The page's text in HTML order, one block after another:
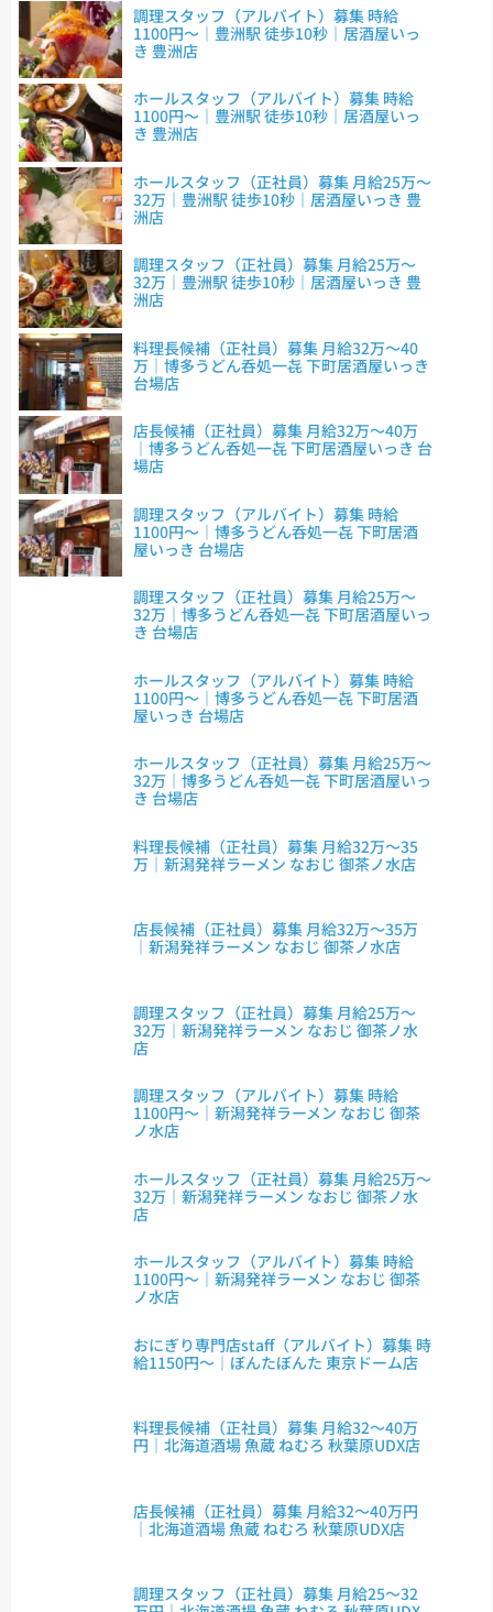
調理スタッフ（アルバイト）募集 時給
1100円～｜豊洲駅 徒歩10秒｜居酒屋いっ
き 豊洲店
ホールスタッフ（アルバイト）募集 時給
1100円～｜豊洲駅 徒歩10秒｜居酒屋いっ
き 豊洲店
ホールスタッフ（正社員）募集 月給25万～
32万｜豊洲駅 徒歩10秒｜居酒屋いっき 豊
洲店
調理スタッフ（正社員）募集 月給25万～
32万｜豊洲駅 徒歩10秒｜居酒屋いっき 豊
洲店
料理長候補（正社員）募集 月給32万～40
万｜博多うどん呑処一㐂 下町居酒屋いっき
台場店
店長候補（正社員）募集 月給32万～40万
｜博多うどん呑処一㐂 下町居酒屋いっき 台
場店
調理スタッフ（アルバイト）募集 時給
1100円～｜博多うどん呑処一㐂 下町居酒
屋いっき 台場店
調理スタッフ（正社員）募集 月給25万～
32万｜博多うどん呑処一㐂 下町居酒屋いっ
き 台場店
ホールスタッフ（アルバイト）募集 時給
1100円～｜博多うどん呑処一㐂 下町居酒
屋いっき 台場店
ホールスタッフ（正社員）募集 月給25万～
32万｜博多うどん呑処一㐂 下町居酒屋いっ
き 台場店
料理長候補（正社員）募集 月給32万～35
万｜新潟発祥ラーメン なおじ 御茶ノ水店
店長候補（正社員）募集 月給32万～35万
｜新潟発祥ラーメン なおじ 御茶ノ水店
調理スタッフ（正社員）募集 月給25万～
32万｜新潟発祥ラーメン なおじ 御茶ノ水
店
調理スタッフ（アルバイト）募集 時給
1100円～｜新潟発祥ラーメン なおじ 御茶
ノ水店
ホールスタッフ（正社員）募集 月給25万～
32万｜新潟発祥ラーメン なおじ 御茶ノ水
店
ホールスタッフ（アルバイト）募集 時給
1100円～｜新潟発祥ラーメン なおじ 御茶
ノ水店
おにぎり専門店staff（アルバイト）募集 時
給1150円～｜ぼんたぼんた 東京ドーム店
料理長候補（正社員）募集 月給32～40万
円｜北海道酒場 魚蔵 ねむろ 秋葉原UDX店
店長候補（正社員）募集 月給32～40万円
｜北海道酒場 魚蔵 ねむろ 秋葉原UDX店
調理スタッフ（正社員）募集 月給25～32